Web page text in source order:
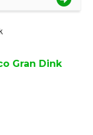
Gran Dink